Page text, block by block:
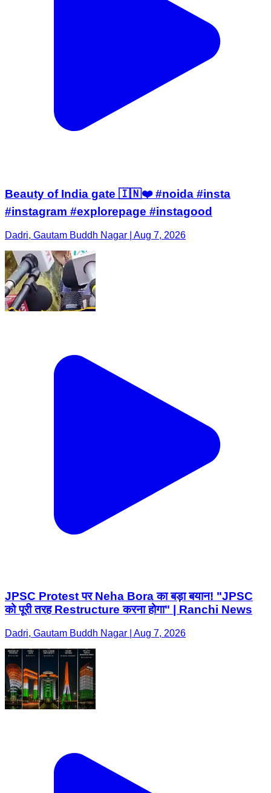
Beauty of India gate 🇮🇳❤️ #noida #insta
#instagram #explorepage #instagood
Dadri, Gautam Buddh Nagar | Aug 7, 2026
JPSC Protest पर Neha Bora का बड़ा बयान! "JPSC
को पूरी तरह Restructure करना होगा" | Ranchi News
Dadri, Gautam Buddh Nagar | Aug 7, 2026